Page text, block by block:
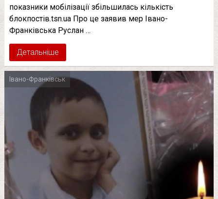
показники мобілізації збільшилась кількість
блокпостів.tsn.ua Про це заявив мер Івано-
Франківська Руслан …
Детальніше
Івано-Франківськ